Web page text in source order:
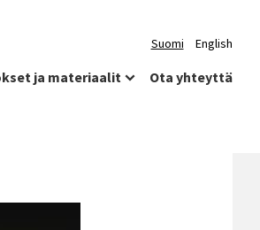
Suomi English
ja materiaalit Ota yhteyttä